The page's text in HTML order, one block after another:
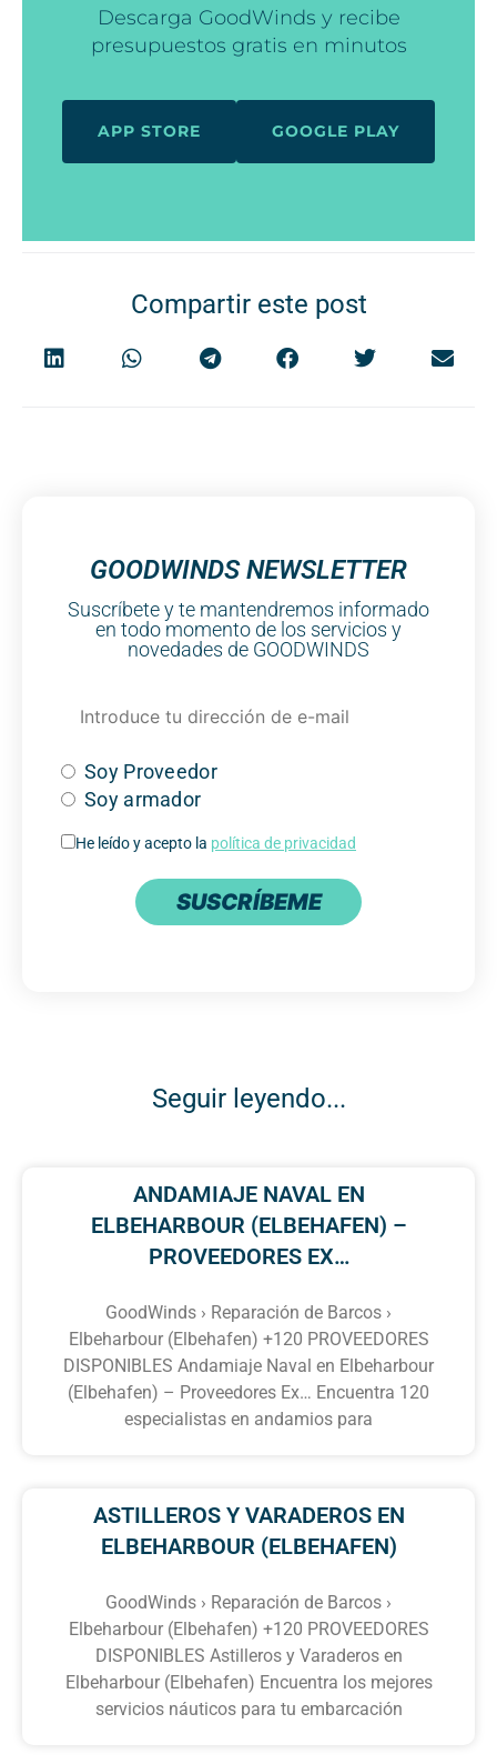
Descarga GoodWinds y recibe
presupuestos gratis en minutos
APP STORE GOOGLE PLAY
Compartir este post
GOODWINDS NEWSLETTER
Suscríbete y te mantendremos informado
en todo momento de los servicios y
novedades de GOODWINDS
Soy Proveedor
Soy armador
He leído y acepto la política de privacidad
SUSCRÍBEME
Seguir leyendo...
ANDAMIAJE NAVAL EN
ELBEHARBOUR (ELBEHAFEN) –
PROVEEDORES EX…
GoodWinds › Reparación de Barcos ›
Elbeharbour (Elbehafen) +120 PROVEEDORES
DISPONIBLES Andamiaje Naval en Elbeharbour
(Elbehafen) – Proveedores Ex… Encuentra 120
especialistas en andamios para
ASTILLEROS Y VARADEROS EN
ELBEHARBOUR (ELBEHAFEN)
GoodWinds › Reparación de Barcos ›
Elbeharbour (Elbehafen) +120 PROVEEDORES
DISPONIBLES Astilleros y Varaderos en
Elbeharbour (Elbehafen) Encuentra los mejores
servicios náuticos para tu embarcación